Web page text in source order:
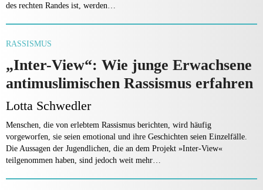
des rechten Randes ist, werden…
RASSISMUS
„Inter-View“: Wie junge Erwachsene
antimuslimischen Rassismus erfahren
Lotta Schwedler
Menschen, die von erlebtem Rassismus berichten, wird häufig
vorgeworfen, sie seien emotional und ihre Geschichten seien Einzelfälle.
Die Aussagen der Jugend­lichen, die an dem Projekt »Inter-View«
teilgenommen haben, sind jedoch weit mehr…